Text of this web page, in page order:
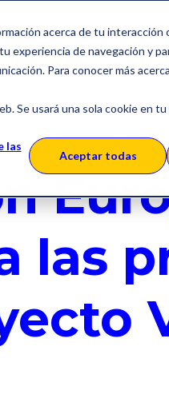
acerca de tu
experiencia de navegación y
Para conocer más
Se usará una sola cookie en
las
Aceptar todas
Soluciones
las